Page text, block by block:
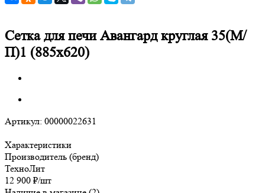
Сетка для печи Авангард круглая 35(М/
П)1 (885х620)
Артикул: 00000022631
Характеристики
Производитель (бренд)
ТехноЛит
12 900 ₽/шт